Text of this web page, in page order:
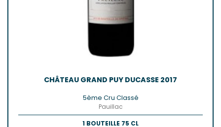
CHÂTEAU GRAND PUY DUCASSE 2017
5ème Cru Classé
Pauillac
1 BOUTEILLE 75 CL